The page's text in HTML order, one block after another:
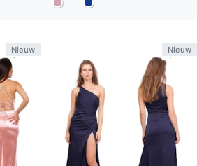
Nieuw Nieuw